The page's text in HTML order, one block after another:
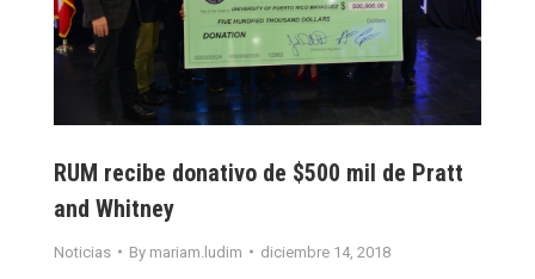
RUM recibe donativo de $500 mil de Pratt
and Whitney
Noticias By mariam.ludim diciembre 14, 2018